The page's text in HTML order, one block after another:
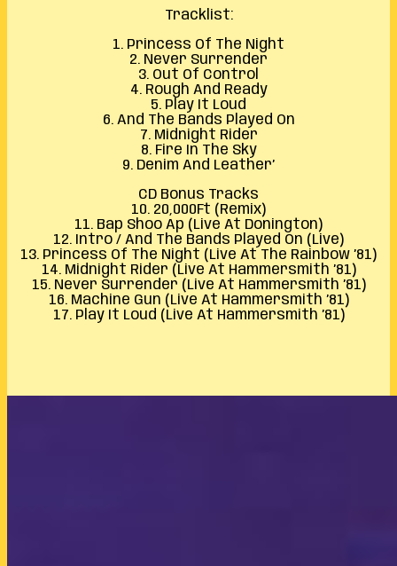
Tracklist:
1. Princess Of The Night
2. Never Surrender
3. Out Of Control
4. Rough And Ready
5. Play It Loud
6. And The Bands Played On
7. Midnight Rider
8. Fire In The Sky
9. Denim And Leather’
CD Bonus Tracks
10. 20,000Ft (Remix)
11. Bap Shoo Ap (Live At Donington)
12. Intro / And The Bands Played On (Live)
13. Princess Of The Night (Live At The Rainbow ’81)
14. Midnight Rider (Live At Hammersmith ’81)
15. Never Surrender (Live At Hammersmith ’81)
16. Machine Gun (Live At Hammersmith ’81)
17. Play It Loud (Live At Hammersmith ’81)